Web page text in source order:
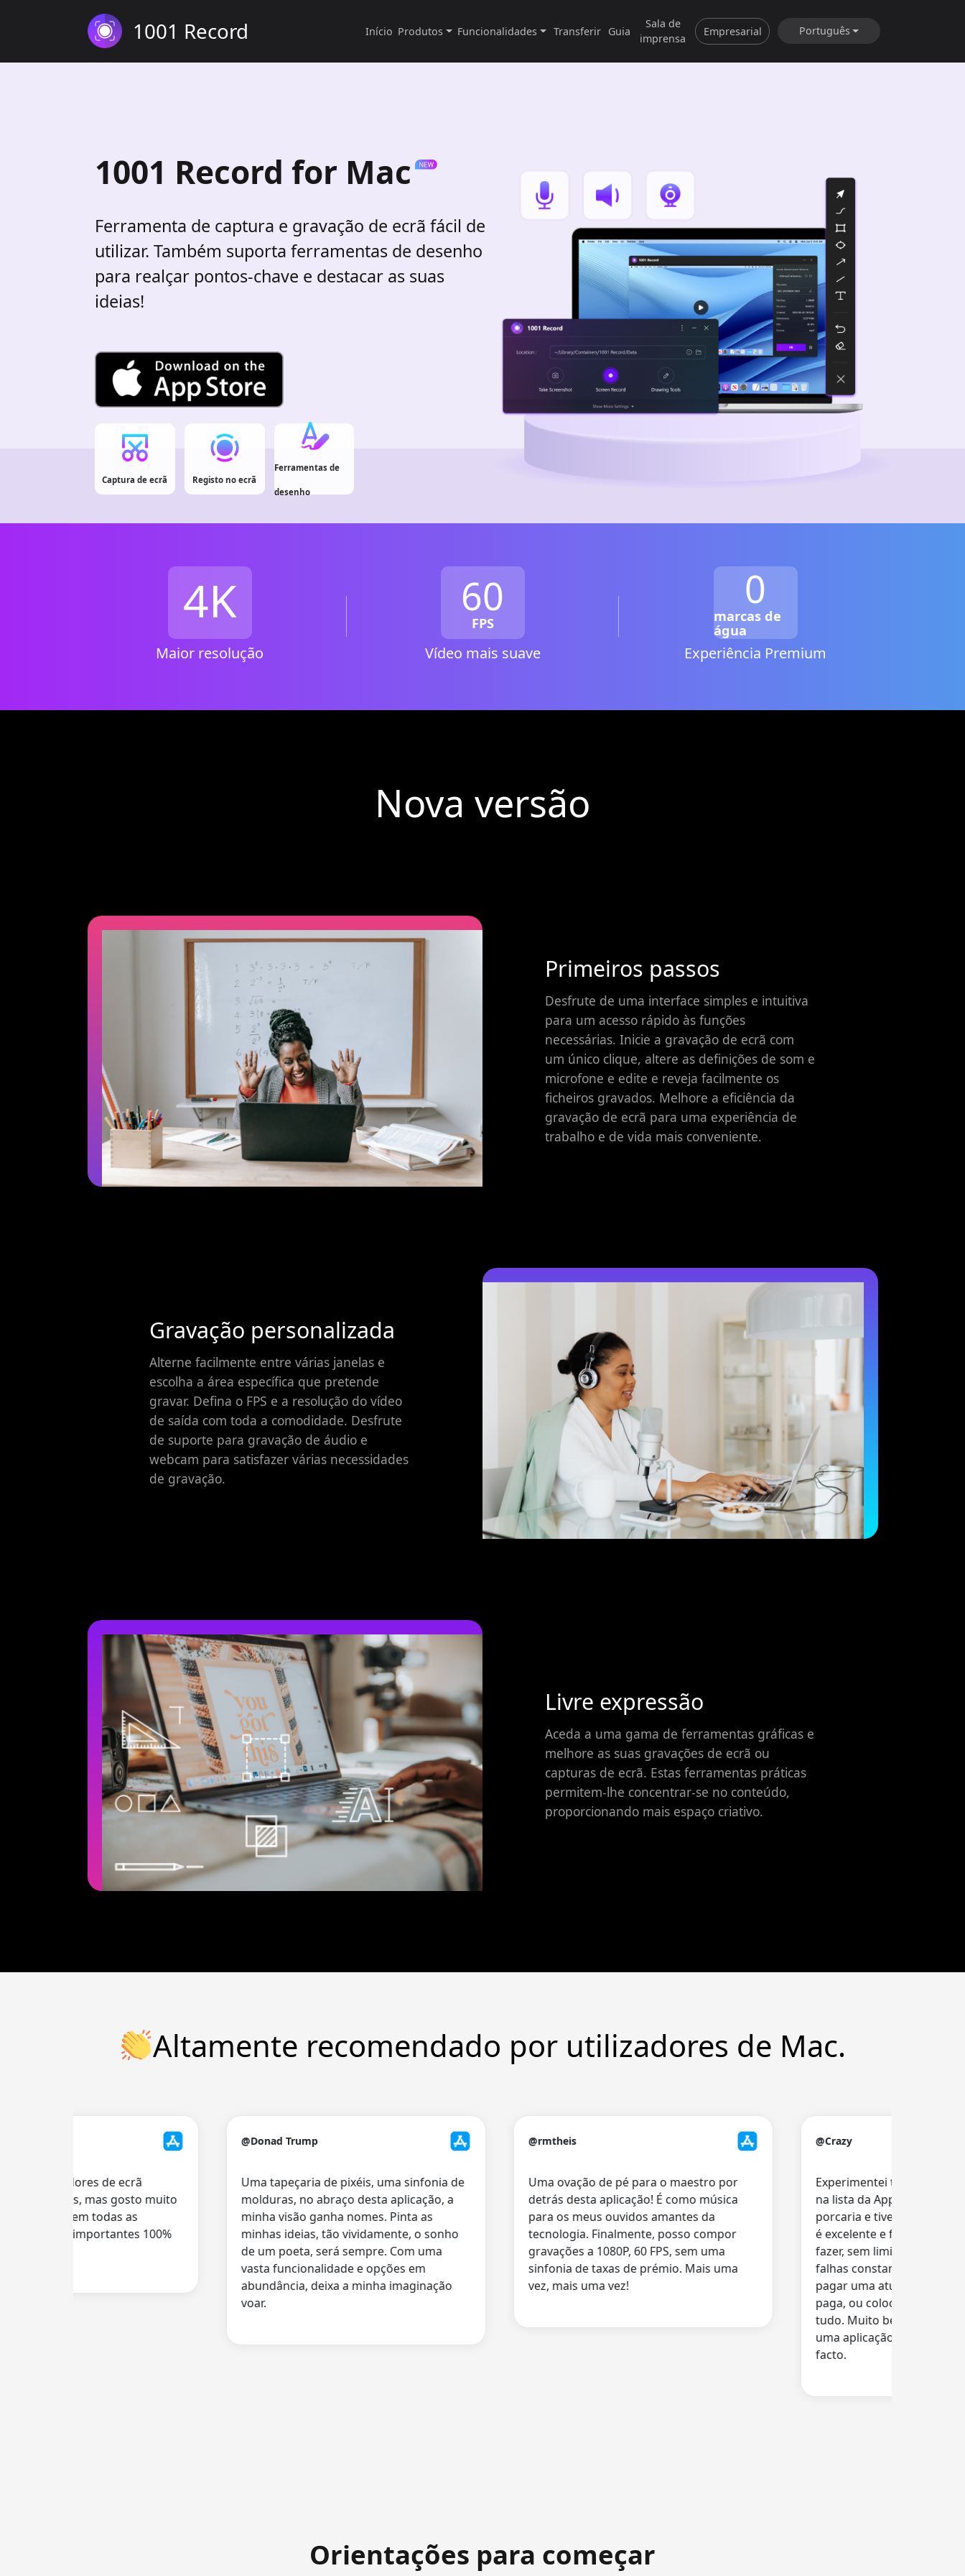
1001 Record Início Produtos Funcionalidades Transferir Guia
Sala de
imprensa
Empresarial Português
1001 Record for Mac
Ferramenta de captura e gravação de ecrã fácil de
utilizar. Também suporta ferramentas de desenho
para realçar pontos-chave e destacar as suas
ideias!
Captura de ecrã Registo no ecrã
Ferramentas de
desenho
4K
Maior resolução
60
FPS
Vídeo mais suave
0
marcas de
água
Experiência Premium
Nova versão
Primeiros passos
Desfrute de uma interface simples e intuitiva
para um acesso rápido às funções
necessárias. Inicie a gravação de ecrã com
um único clique, altere as definições de som e
microfone e edite e reveja facilmente os
ficheiros gravados. Melhore a eficiência da
gravação de ecrã para uma experiência de
trabalho e de vida mais conveniente.
Gravação personalizada
Alterne facilmente entre várias janelas e
escolha a área específica que pretende
gravar. Defina o FPS e a resolução do vídeo
de saída com toda a comodidade. Desfrute
de suporte para gravação de áudio e
webcam para satisfazer várias necessidades
de gravação.
Livre expressão
Aceda a uma gama de ferramentas gráficas e
melhore as suas gravações de ecrã ou
capturas de ecrã. Estas ferramentas práticas
permitem-lhe concentrar-se no conteúdo,
proporcionando mais espaço criativo.
Altamente recomendado por utilizadores de Mac.
gravadores de ecrã
gratuitos, mas gosto muito
que tem todas as
mais importantes 100%
@Donad Trump
Uma tapeçaria de pixéis, uma sinfonia de
molduras, no abraço desta aplicação, a
minha visão ganha nomes. Pinta as
minhas ideias, tão vividamente, o sonho
de um poeta, será sempre. Com uma
vasta funcionalidade e opções em
abundância, deixa a minha imaginação
voar.
@rmtheis
Uma ovação de pé para o maestro por
detrás desta aplicação! É como música
para os meus ouvidos amantes da
tecnologia. Finalmente, posso compor
gravações a 1080P, 60 FPS, sem uma
sinfonia de taxas de prémio. Mais uma
vez, mais uma vez!
@Crazy
Experimentei todos os
na lista da App Store, e todos
porcaria e tiveram de ser
é excelente e faz realmente o
fazer, sem limitações de
falhas constantes, sem
pagar uma atualização para
paga, ou colocando marcas
tudo. Muito bem, 1001
uma aplicação gratuita a
facto.
Orientações para começar